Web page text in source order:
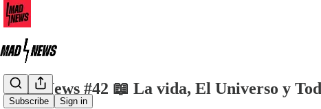
Subscribe Sign in
Mad News #42 📖 La vida, El Universo y